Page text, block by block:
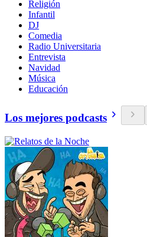
Religión
Infantil
DJ
Comedia
Radio Universitaria
Entrevista
Navidad
Música
Educación
Los mejores podcasts